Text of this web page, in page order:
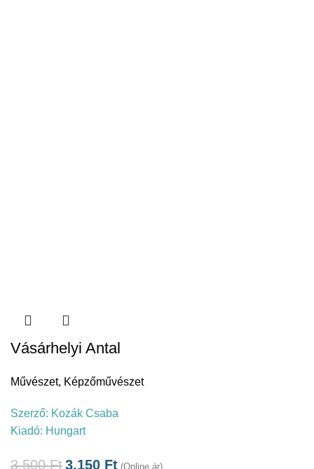
Vásárhelyi Antal
Művészet, Képzőművészet
Szerző: Kozák Csaba
Kiadó: Hungart
3.500Ft3.150 Ft (Online ár)